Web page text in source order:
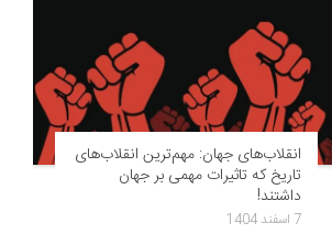
انقلاب‌های جهان: مهم‌ترین انقلاب‌های
تاریخ که تاثیرات مهمی بر جهان
داشتند!
7 اسفند 1404